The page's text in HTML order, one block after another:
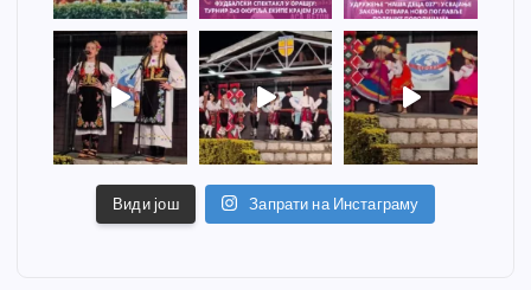
Види још Запрати на Инстаграму